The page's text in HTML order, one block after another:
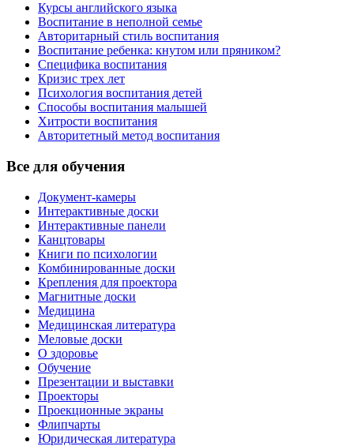
Курсы английского языка
Воспитание в неполной семье
Авторитарный стиль воспитания
Воспитание ребенка: кнутом или пряником?
Специфика воспитания
Кризис трех лет
Психология воспитания детей
Способы воспитания малышей
Хитрости воспитания
Авторитетный метод воспитания
Все для обучения
Документ-камеры
Интерактивные доски
Интерактивные панели
Канцтовары
Книги по психологии
Комбинированные доски
Крепления для проектора
Магнитные доски
Медицина
Медицинская литература
Меловые доски
О здоровье
Обучение
Презентации и выставки
Проекторы
Проекционные экраны
Флипчарты
Юридическая литература